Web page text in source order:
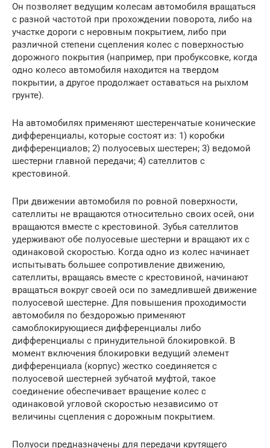
Он позволяет ведущим колесам автомобиля вращаться
с разной частотой при прохождении поворота, либо на
участке дороги с неровным покрытием, либо при
различной степени сцепления колес с поверхностью
дорожного покрытия (например, при пробуксовке, когда
одно колесо автомобиля находится на твердом
покрытии, а другое продолжает оставаться на рыхлом
грунте).
На автомобилях применяют шестеренчатые конические
дифференциалы, которые состоят из: 1) коробки
дифференциалов; 2) полуосевых шестерен; 3) ведомой
шестерни главной передачи; 4) сателлитов с
крестовиной.
При движении автомобиля по ровной поверхности,
сателлиты не вращаются относительно своих осей, они
вращаются вместе с крестовиной. Зубья сателлитов
удерживают обе полуосевые шестерни и вращают их с
одинаковой скоростью. Когда одно из колес начинает
испытывать большее сопротивление движению,
сателлиты, вращаясь вместе с крестовиной, начинают
вращаться вокруг своей оси по замедлившей движение
полуосевой шестерне. Для повышения проходимости
автомобиля по бездорожью применяют
самоблокирующиеся дифференциалы либо
дифференциалы с принудительной блокировкой. В
момент включения блокировки ведущий элемент
дифференциала (корпус) жестко соединяется с
полуосевой шестерней зубчатой муфтой, такое
соединение обеспечивает вращение колес с
одинаковой угловой скоростью независимо от
величины сцепления с дорожным покрытием.
Полуоси предназначены для передачи крутящего